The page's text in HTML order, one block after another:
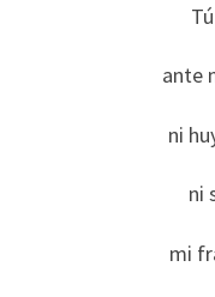
ante
ni
ni
mi